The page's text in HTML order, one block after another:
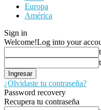
Europa
América
Sign in
Welcome!Log into your
¿Olvidaste tu contraseña?
Password recovery
Recupera tu contraseña